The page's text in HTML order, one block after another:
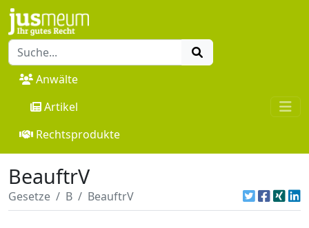
Anwälte
Artikel
Rechtsprodukte
BeauftrV
Gesetze B BeauftrV